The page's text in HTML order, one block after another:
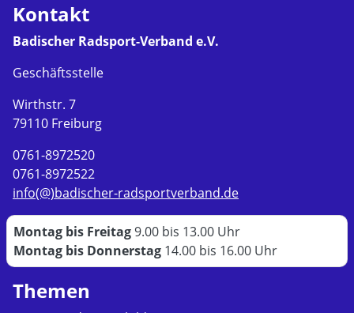
Kontakt
Badischer Radsport-Verband e.V.
Geschäftsstelle
Wirthstr. 7
79110 Freiburg
0761-8972520
0761-8972522
info(@)badischer-radsportverband.de
Montag bis Freitag9.00 bis 13.00 Uhr
Montag bis Donnerstag 14.00 bis 16.00 Uhr
Themen